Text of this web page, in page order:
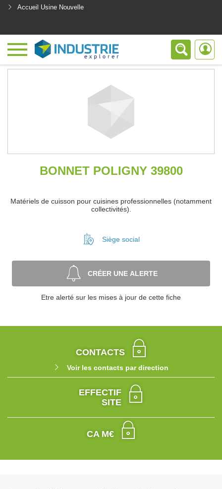
Accueil Usine Nouvelle
BONNET POLIGNY 39800
Matériels de cuisson pour cuisines professionnelles (notamment
collectivités).
Siège social
CRÉER UNE ALERTE
Etre alerté sur les mises à jour de cette fiche
CONTACTS
Voir les contacts par direction
EFFECTIF
SITE
CA M€